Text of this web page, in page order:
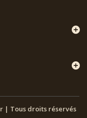
| Tous droits réservés